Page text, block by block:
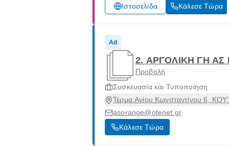
Ιστοσελίδα
Κάλεσε Τώρα
Ad
2. ΑΡΓΟΛΙΚΗ ΓΗ
Προβολή
Συσκευασία και Τυποποίηση
Τέρμα Αγίου Κωνσταντίνου 6,
asorange@otenet.gr
Κάλεσε Τώρα